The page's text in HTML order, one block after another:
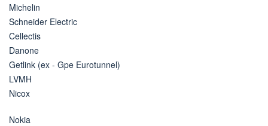
Michelin
Schneider Electric
Cellectis
Danone
Getlink (ex - Gpe Eurotunnel)
LVMH
Nicox
Nokia